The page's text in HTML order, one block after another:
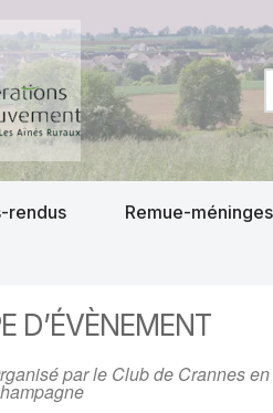
rendus Remue-méninges
D’ÉVÈNEMENT
par le Club de Crannes en